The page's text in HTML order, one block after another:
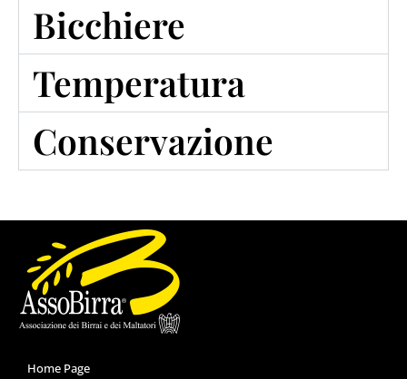
Bicchiere
Temperatura
Conservazione
Home Page